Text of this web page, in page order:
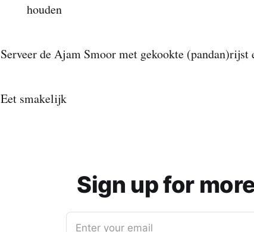
houden
Serveer de Ajam Smoor met gekookte (pandan)rijst
Eet smakelijk
Sign up for
Enter your email